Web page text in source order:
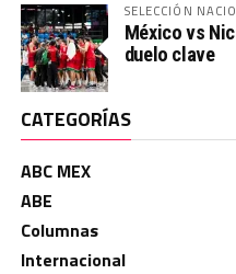
SELECCIÓN
México vs
duelo clave
CATEGORÍAS
ABC MEX
ABE
Columnas
Internacional